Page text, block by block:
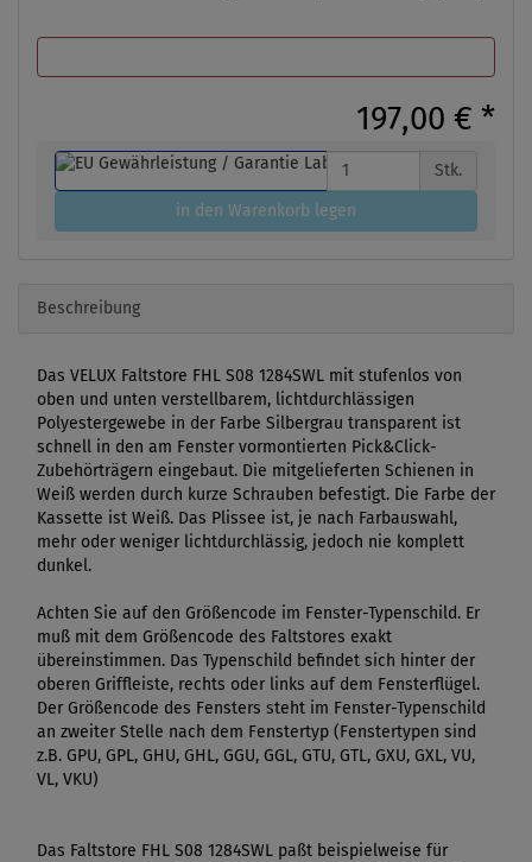
197,00 € *
Stk.
in den Warenkorb legen
Beschreibung
Das VELUX Faltstore FHL S08 1284SWL mit stufenlos von
oben und unten verstellbarem, lichtdurchlässigen
Polyestergewebe in der Farbe Silbergrau transparent ist
schnell in den am Fenster vormontierten Pick&Click-
Zubehörträgern eingebaut. Die mitgelieferten Schienen in
Weiß werden durch kurze Schrauben befestigt. Die Farbe der
Kassette ist Weiß. Das Plissee ist, je nach Farbauswahl,
mehr oder weniger lichtdurchlässig, jedoch nie komplett
dunkel.
Achten Sie auf den Größencode im Fenster-Typenschild. Er
muß mit dem Größencode des Faltstores exakt
übereinstimmen. Das Typenschild befindet sich hinter der
oberen Griffleiste, rechts oder links auf dem Fensterflügel.
Der Größencode des Fensters steht im Fenster-Typenschild
an zweiter Stelle nach dem Fenstertyp (Fenstertypen sind
z.B. GPU, GPL, GHU, GHL, GGU, GGL, GTU, GTL, GXU, GXL, VU,
VL, VKU)
Das Faltstore FHL S08 1284SWL paßt beispielweise für